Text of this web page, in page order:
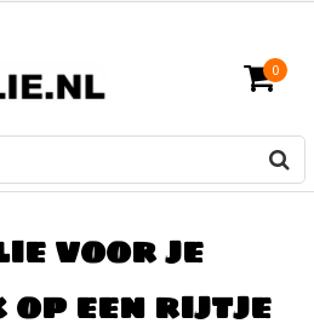
0
voor je
een rijtje